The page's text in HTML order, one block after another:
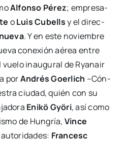
Alfon­so Pérez; empre­sa­
oLuis Cubellsy el direc­
. Y en este noviem­bre
cone­xión aérea entre
vue­lo inau­gu­ral de Rya­nair
porAndrés Goer­lich –Cón­
ciu­dad, quién con su
Enikö Gyö­ri, así como
de Hun­gría, Vin­ce
Fran­cesc